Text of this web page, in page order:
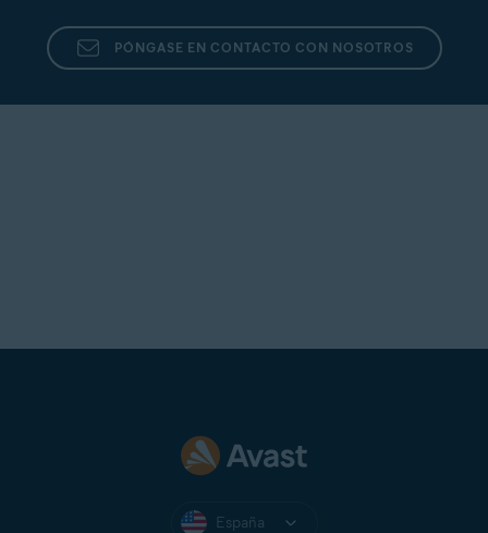
PÓNGASE EN CONTACTO CON NOSOTROS
España